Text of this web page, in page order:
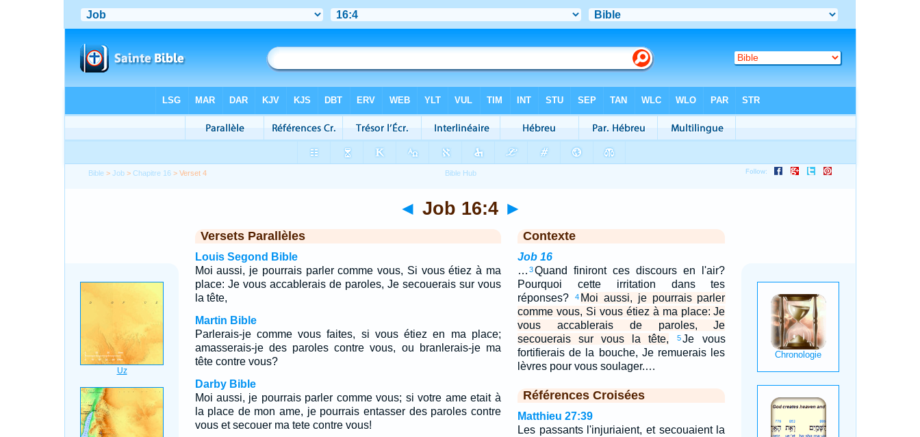
Bible >Job >Chapitre 16 > Verset 4
◄ Job 16:4 ►
Versets Parallèles
Louis Segond Bible
Moi aussi, je pourrais parler comme vous, Si vous étiez à ma
place: Je vous accablerais de paroles, Je secouerais sur vous
la tête,
Martin Bible
Parlerais-je comme vous faites, si vous étiez en ma place;
amasserais-je des paroles contre vous, ou branlerais-je ma
tête contre vous?
Darby Bible
Moi aussi, je pourrais parler comme vous; si votre ame etait à
la place de mon ame, je pourrais entasser des paroles contre
vous et secouer ma tete contre vous!
Contexte
Job 16
… 3Quand finiront ces discours en l'air?
Pourquoi cette irritation dans tes
réponses?
4 Moi aussi, je pourrais parler
comme vous, Si vous étiez à ma place: Je
vous accablerais de paroles, Je
secouerais sur vous la tête,
5 Je vous
fortifierais de la bouche, Je remuerais les
lèvres pour vous soulager.…
Références Croisées
Matthieu 27:39
Les passants l'injuriaient, et secouaient la